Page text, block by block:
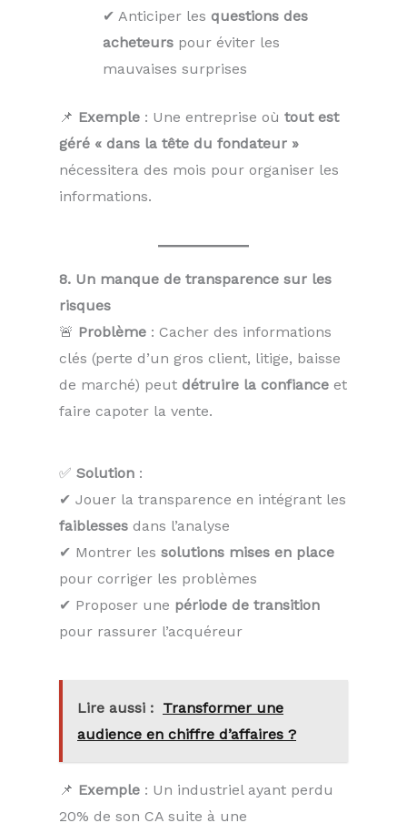
✔ Anticiper les questions des
acheteurs pour éviter les
mauvaises surprises
📌 Exemple : Une entreprise où tout est
géré « dans la tête du fondateur »
nécessitera des mois pour organiser les
informations.
8. Un manque de transparence sur les
risques
🚨 Problème : Cacher des informations
clés (perte d’un gros client, litige, baisse
de marché) peut détruire la confiance et
faire capoter la vente.
✅ Solution :
✔ Jouer la transparence en intégrant les
faiblesses dans l’analyse
✔ Montrer les solutions mises en place
pour corriger les problèmes
✔ Proposer une période de transition
pour rassurer l’acquéreur
Lire aussi : Transformer une
audience en chiffre d’affaires ?
📌 Exemple : Un industriel ayant perdu
20% de son CA suite à une